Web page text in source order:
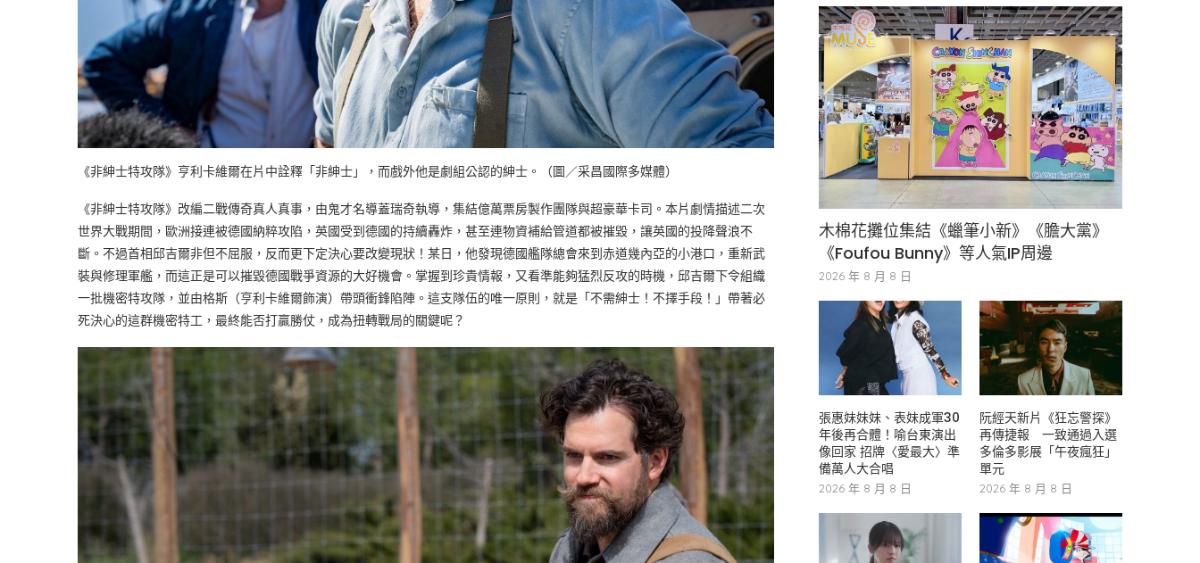
《非紳士特攻隊》亨利卡維爾在片中詮釋「非紳士」，而戲外他是劇組公認的紳士。（圖／采昌國際多媒體）
《非紳士特攻隊》改編二戰傳奇真人真事，由鬼才名導蓋瑞奇執導，集結億萬票房製作團隊與超豪華卡司。本片劇情描述二次
世界大戰期間，歐洲接連被德國納粹攻陷，英國受到德國的持續轟炸，甚至連物資補給管道都被摧毀，讓英國的投降聲浪不
斷。不過首相邱吉爾非但不屈服，反而更下定決心要改變現狀！某日，他發現德國艦隊總會來到赤道幾內亞的小港口，重新武
裝與修理軍艦，而這正是可以摧毀德國戰爭資源的大好機會。掌握到珍貴情報，又看準能夠猛烈反攻的時機，邱吉爾下令組織
一批機密特攻隊，並由格斯（亨利卡維爾飾演）帶頭衝鋒陷陣。這支隊伍的唯一原則，就是「不需紳士！不擇手段！」帶著必
死決心的這群機密特工，最終能否打贏勝仗，成為扭轉戰局的關鍵呢？
木棉花攤位集結《蠟筆小新》《膽大黨》
《Foufou Bunny》等人氣IP周邊
2026 年 8 月 8 日
張惠妹妹妹、表妹成軍30
年後再合體！喻台東演出
像回家 招牌〈愛最大〉準
備萬人大合唱
2026 年 8 月 8 日
阮經天新片《狂忘警探》
再傳捷報 一致通過入選
多倫多影展「午夜瘋狂」
單元
2026 年 8 月 8 日